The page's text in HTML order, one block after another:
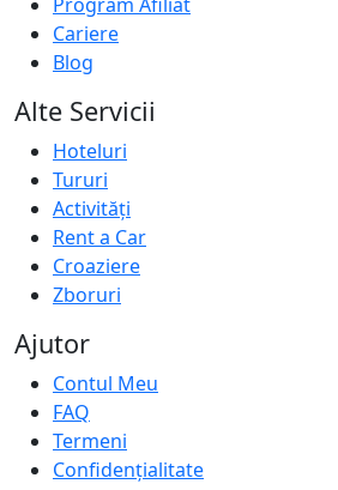
Cariere
Blog
Alte Servicii
Hoteluri
Tururi
Activități
Rent a Car
Croaziere
Zboruri
Ajutor
Contul Meu
FAQ
Termeni
Confidențialitate